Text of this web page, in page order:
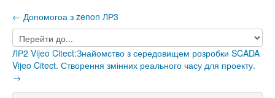
← Допомогоа з zenon ЛР3
Перейти
до...
ЛР2 Vijeo Citect:Знайомство з середовищем розробки SCADA
Vijeo Citect. Створення змінних реального часу для проекту.
→